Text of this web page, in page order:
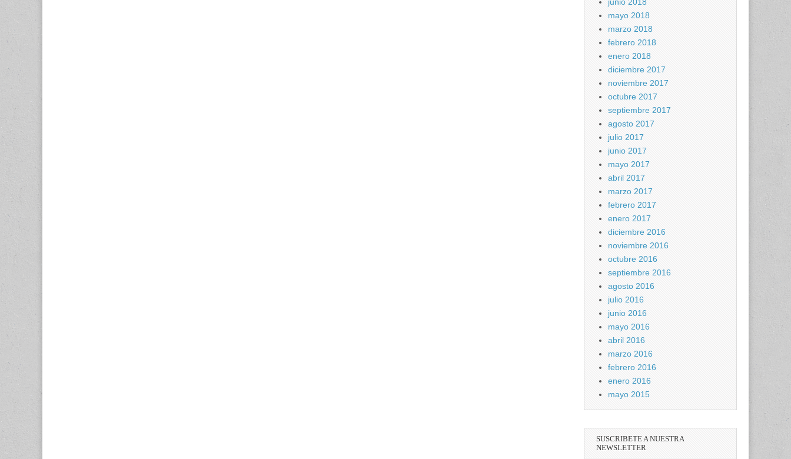
mayo 2018
marzo 2018
febrero 2018
enero 2018
diciembre 2017
noviembre 2017
octubre 2017
septiembre 2017
agosto 2017
julio 2017
junio 2017
mayo 2017
abril 2017
marzo 2017
febrero 2017
enero 2017
diciembre 2016
noviembre 2016
octubre 2016
septiembre 2016
agosto 2016
julio 2016
junio 2016
mayo 2016
abril 2016
marzo 2016
febrero 2016
enero 2016
mayo 2015
SUSCRIBETE A NUESTRA
NEWSLETTER